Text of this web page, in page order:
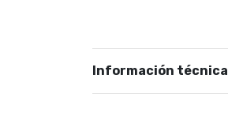
Información técnica